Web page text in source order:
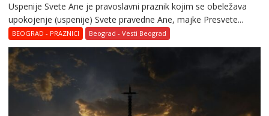
Uspenije Svete Ane je pravoslavni praznik kojim se obeležava
upokojenje (uspenije) Svete pravedne Ane, majke Presvete...
BEOGRAD - PRAZNICI Beograd - Vesti Beograd